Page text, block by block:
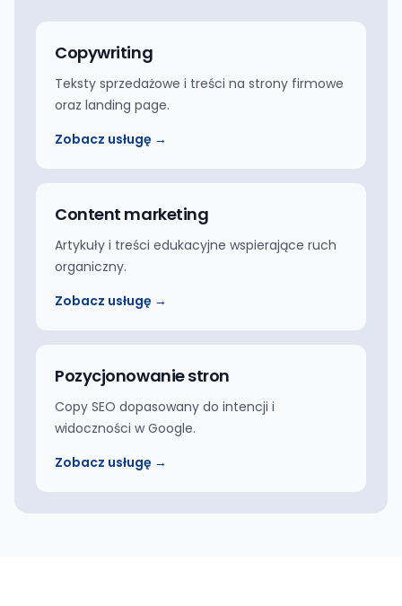
Copywriting
Teksty sprzedażowe i treści na strony firmowe
oraz landing page.
Zobacz usługę →
Content marketing
Artykuły i treści edukacyjne wspierające ruch
organiczny.
Zobacz usługę →
Pozycjonowanie stron
Copy SEO dopasowany do intencji i
widoczności w Google.
Zobacz usługę →